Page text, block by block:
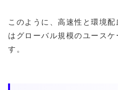
このように、高速性と環境
はグローバル規模のユース
す。